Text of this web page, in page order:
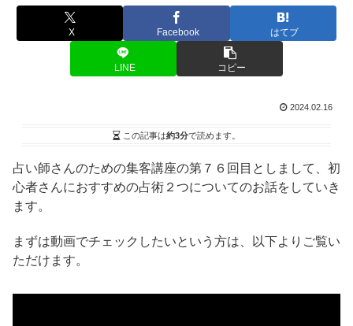
X Facebook はてブ
LINE コピー
2024.02.16
この記事は約3分で読めます。
占い師さんのための集客講座の第７６回目としまして、初
心者さんにおすすめの占術２つについてのお話をしていき
ます。
まずは動画でチェックしたいという方は、以下よりご覧い
ただけます。